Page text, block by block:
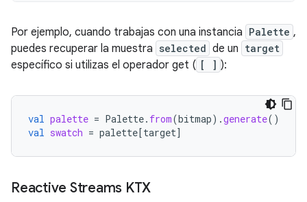
Por ejemplo, cuando trabajas con una instancia Palette ,
puedes recuperar la muestra selected de un target
específico si utilizas el operador get ( [ ] ):
val palette = Palette. from(bitmap).generate()
val swatch = palette[target]
Reactive Streams KTX